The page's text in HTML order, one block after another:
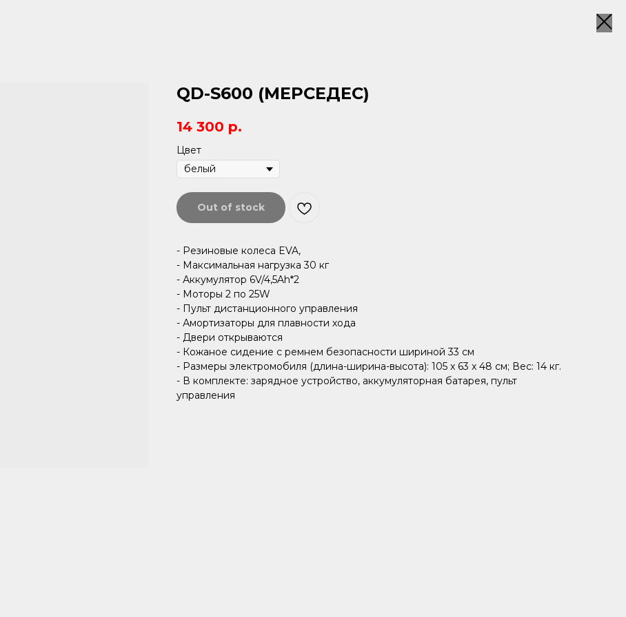
QD-S600 (МЕРСЕДЕС)
14 300 р.
Цвет
Out of stock
- Резиновые колеса EVA,
- Максимальная нагрузка 30 кг
- Аккумулятор 6V/4,5Ah*2
- Моторы 2 по 25W
- Пульт дистанционного управления
- Амортизаторы для плавности хода
- Двери открываются
- Кожаное сидение с ремнем безопасности шириной 33 см
- Размеры электромобиля (длина-ширина-высота): 105 x 63 x 48 см; Вес: 14 кг.
- В комплекте: зарядное устройство, аккумуляторная батарея, пульт
управления